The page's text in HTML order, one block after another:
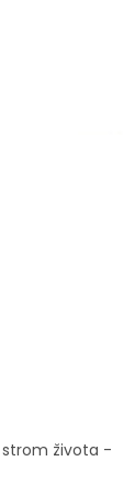
strom života -